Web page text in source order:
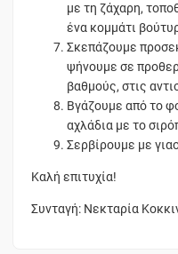
με τη ζάχαρη,
ένα κομμάτι
Σκεπάζουμε
ψήνουμε σε
βαθμούς, στις
Βγάζουμε από το
αχλάδια με το
Σερβίρουμε με
Καλή επιτυχία!
Συνταγή: Νεκταρία